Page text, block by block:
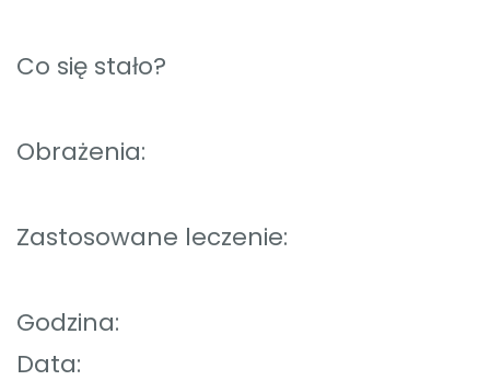
Co się stało?
Obrażenia:
Zastosowane leczenie:
Godzina:
Data: